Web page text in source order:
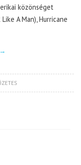
közönséget
A Man), Hurricane
→